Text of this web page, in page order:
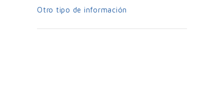
Otro tipo de información